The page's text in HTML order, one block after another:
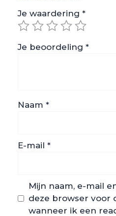
Je waardering *
Je beoordeling *
Naam *
E-mail *
Mijn naam, e-mail
deze browser voor
wanneer ik een